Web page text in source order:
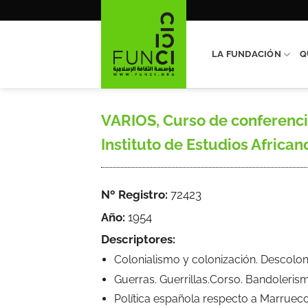
LA FUNDACIÓN
VARIOS, Curso de
Instituto de Estudios
Nº Registro: 72423
Año: 1954
Descriptores:
Colonialismo y colonización.
Guerras. Guerrillas.Corso.
Política española respecto a